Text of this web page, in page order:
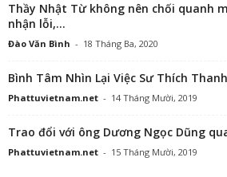
Thầy Nhật Từ không nên chối quanh
nhận lỗi,...
Đào Văn Bình - 18 Tháng Ba, 2020
Bình Tâm Nhìn Lại Việc Sư Thích
Phattuvietnam.net - 14 Tháng Mười, 2019
Trao đổi với ông Dương Ngọc Dũng
Phattuvietnam.net - 15 Tháng Mười, 2019